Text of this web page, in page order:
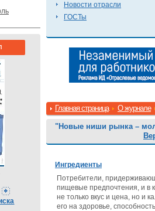
Новости отрасли
ГОСТы
Главная страница О журнале
"Новые ниши рынка –
Ингредиенты
Потребители,
пищевые предпочтения, и в
не только вкус и цена, но и
его на здоровье,